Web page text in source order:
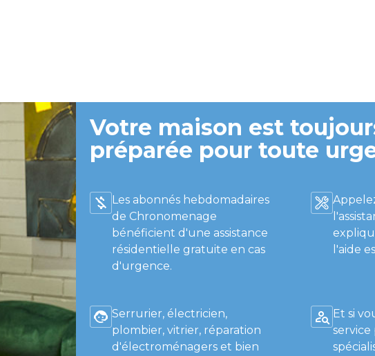
Votre maison est
préparée pour toute
Les abonnés hebdomadaires
de Chronomenage
bénéficient d'une assistance
résidentielle gratuite en cas
d'urgence.
l'aide
Serrurier, électricien,
plombier, vitrier, réparation
d'électroménagers et bien
Et si
service